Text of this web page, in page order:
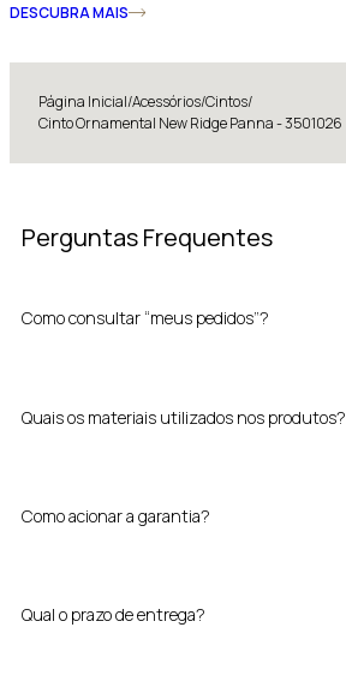
DESCUBRA MAIS
Página Inicial/Acessórios/Cintos/
Cinto Ornamental New Ridge Panna - 3501026
Perguntas Frequentes
Como consultar “meus pedidos”?
Quais os materiais utilizados nos produtos?
Como acionar a garantia?
Qual o prazo de entrega?